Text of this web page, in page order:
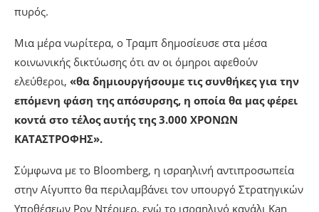
πυρός.
Μια μέρα νωρίτερα, ο Τραμπ δημοσίευσε στα μέσα
κοινωνικής δικτύωσης ότι αν οι όμηροι αφεθούν
ελεύθεροι, «θα δημιουργήσουμε τις συνθήκες για την
επόμενη φάση της απόσυρσης, η οποία θα μας φέρει
κοντά στο τέλος αυτής της 3.000 ΧΡΟΝΩΝ
ΚΑΤΑΣΤΡΟΦΗΣ».
Σύμφωνα με το Bloomberg, η ισραηλινή αντιπροσωπεία
στην Αίγυπτο θα περιλαμβάνει τον υπουργό Στρατηγικών
Υποθέσεων Ρον Ντέρμερ, ενώ το ισραηλινό κανάλι Kan